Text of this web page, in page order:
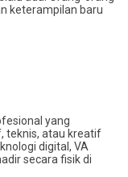
keterampilan baru
yang
teknis, atau kreatif
digital, VA
secara fisik di